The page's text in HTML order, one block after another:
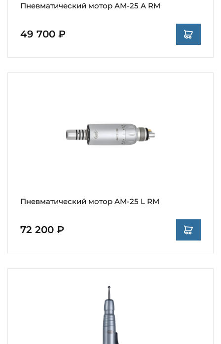
Пневматический мотор AM-25 A RM
49 700 ₽
Пневматический мотор AM-25 L RM
72 200 ₽